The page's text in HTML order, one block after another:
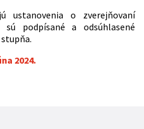
ustanovenia o zverejňovaní
podpísané a odsúhlasené
2024.